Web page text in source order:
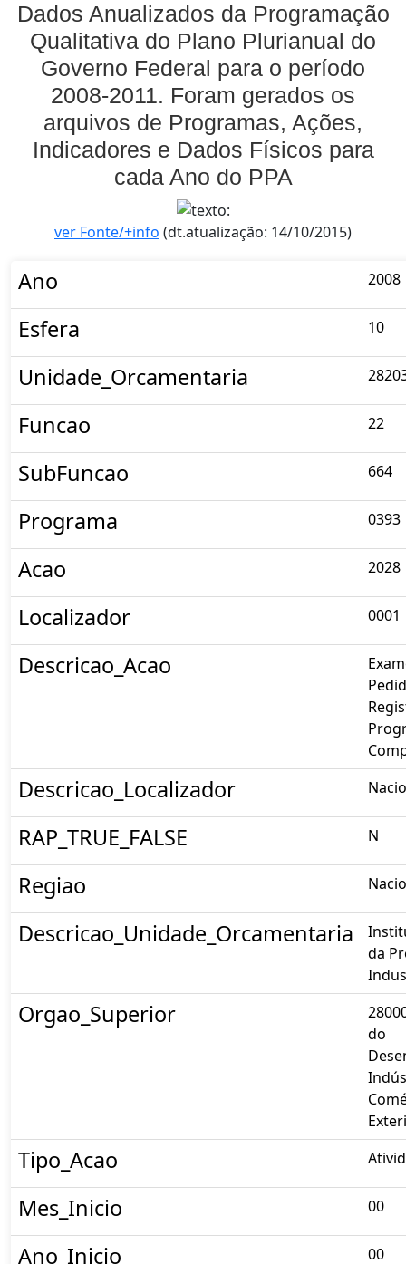
Dados Anualizados da Programação
Qualitativa do Plano Plurianual do
Governo Federal para o período
2008-2011. Foram gerados os
arquivos de Programas, Ações,
Indicadores e Dados Físicos para
cada Ano do PPA
ver Fonte/+info (dt.atualização: 14/10/2015)
Ano 2008
Esfera 10
Unidade_Orcamentaria
Funcao 22
SubFuncao 664
Programa 0393
Acao 2028
Localizador 0001
Descricao_Acao
Descricao_Localizador
RAP_TRUE_FALSE N
Regiao
Descricao_Unidade_Orcamentaria
da
Orgao_Superior
do
Tipo_Acao
Mes_Inicio 00
Ano_Inicio 00